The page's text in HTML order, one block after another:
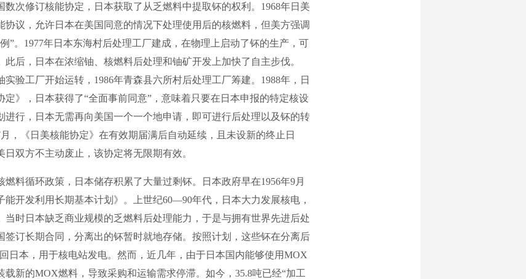
修订核能协定，日本获取了从乏燃料中提取钚的权利。1968年日美
协议，允许日本在美国同意的情况下处理使用后的核燃料，但美方强调
”。1977年日本东海村后处理工厂建成，在物理上启动了钚的生产，可
此后，日本在浓缩铀、核燃料后处理和铀矿开发上加快了自主步伐。
实验工厂开始运转，1986年青森县六所村后处理工厂筹建。1988年，日
定》，日本获得了“全面事前同意”，意味着只要在日本申报的特定核设
进行，日本无需再向美国一个一个地申请，即可进行后处理以及钚的转
，《日美核能协定》在有效期届满后自动延续，且未设新的终止日
日双方不主动废止，该协定将无限期有效。
循环政策，日本储存积累了大量过剩钚。日本政府早在1956年9月
能开发利用长期基本计划》。上世纪60—90年代，日本大力发展核电，
当时日本缺乏商业规模的乏燃料后处理能力，于是与拥有世界先进后处
签订长期合同，分离出的钚暂时就地存储。按照计划，这些钚在分离后
日本，用于核电站发电。然而，近几年，由于日本国内能够使用MOX
载新的MOX燃料，导致采购和运输需求停滞。如今，35.8吨已经“加工